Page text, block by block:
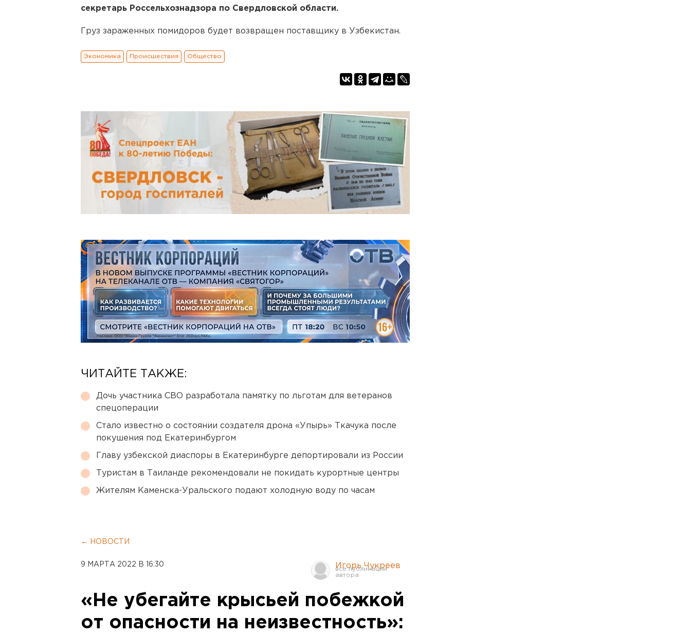
секретарь Россельхознадзора по Свердловской области.
Груз зараженных помидоров будет возвращен поставщику в Узбекистан.
Экономика Происшествия Общество
ЧИТАЙТЕ ТАКЖЕ:
Дочь участника СВО разработала памятку по льготам для ветеранов
спецоперации
Стало известно о состоянии создателя дрона «Упырь» Ткачука после
покушения под Екатеринбургом
Главу узбекской диаспоры в Екатеринбурге депортировали из России
Туристам в Таиланде рекомендовали не покидать курортные центры
Жителям Каменска-Уральского подают холодную воду по часам
← НОВОСТИ
9 МАРТА 2022 В 16:30 Игорь Чукреев
«Не убегайте крысьей побежкой
от опасности на неизвестность»: